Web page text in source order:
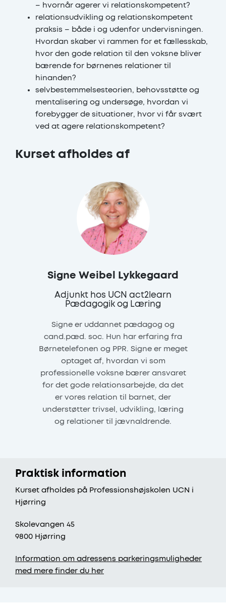
– hvornår agerer vi relationskompetent?
relationsudvikling og relationskompetent
praksis – både i og udenfor undervisningen.
Hvordan skaber vi rammen for et fællesskab,
hvor den gode relation til den voksne bliver
bærende for børnenes relationer til
hinanden?
selvbestemmelsesteorien, behovsstøtte og
mentalisering og undersøge, hvordan vi
forebygger de situationer, hvor vi får svært
ved at agere relationskompetent?
Kurset afholdes af
Signe Weibel Lykkegaard
Adjunkt hos UCN act2learn
Pædagogik og Læring
Signe er uddannet pædagog og
cand.pæd. soc. Hun har erfaring fra
Børnetelefonen og PPR. Signe er meget
optaget af, hvordan vi som
professionelle voksne bærer ansvaret
for det gode relationsarbejde, da det
er vores relation til barnet, der
understøtter trivsel, udvikling, læring
og relationer til jævnaldrende.
Praktisk information
Kurset afholdes på Professionshøjskolen UCN i
Hjørring
Skolevangen 45
9800 Hjørring
Information om adressens parkeringsmuligheder
med mere finder du her